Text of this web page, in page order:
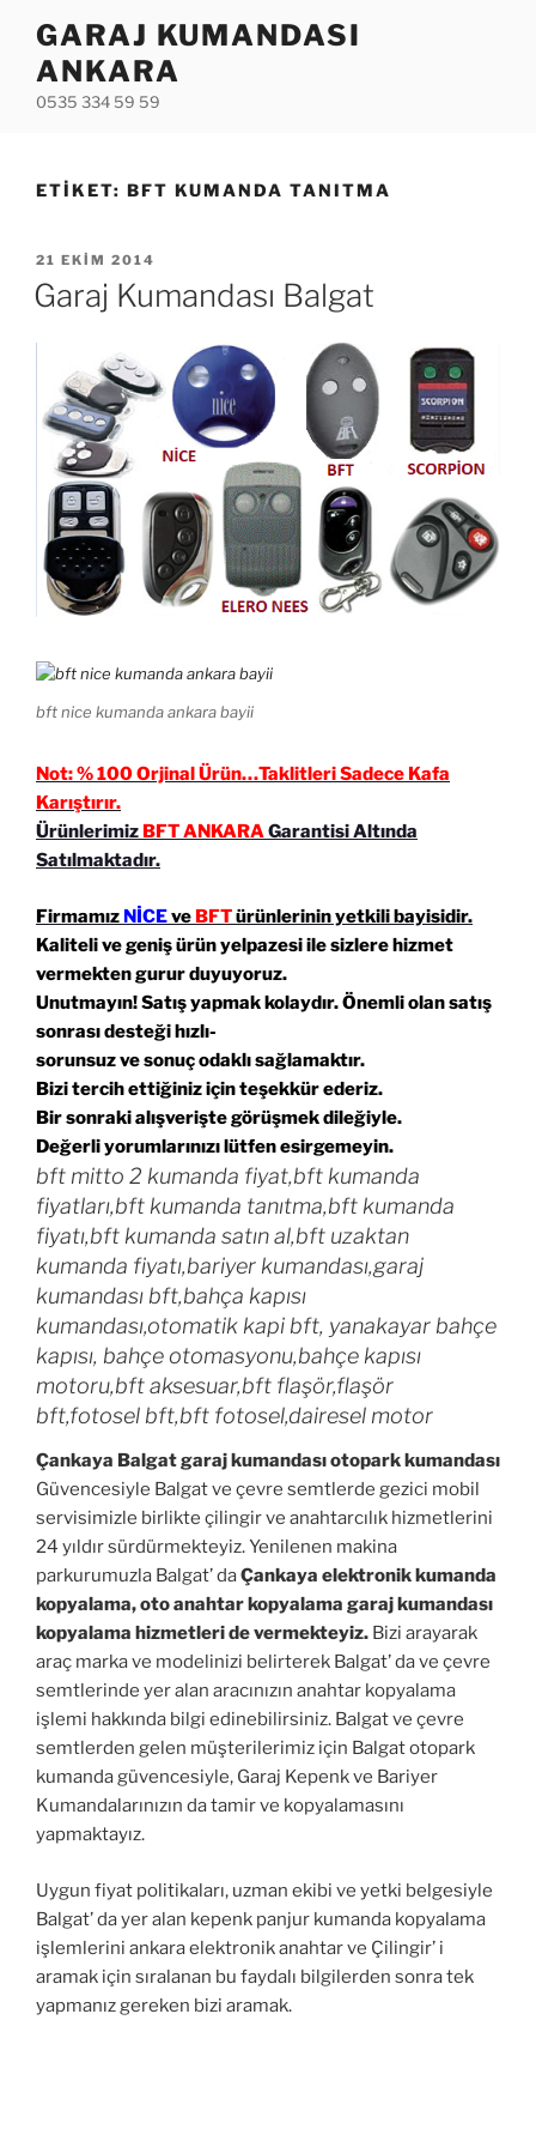
GARAJ KUMANDASI
ANKARA
0535 334 59 59
ETIKET: BFT KUMANDA TANITMA
YAYIM
TARIHI
21 EKIM 2014
Garaj Kumandası Balgat
bft nice kumanda ankara bayii
Not: % 100 Orjinal Ürün…Taklitleri Sadece Kafa
Karıştırır.
Ürünlerimiz BFT ANKARAGarantisi Altında
Satılmaktadır.
Firmamız NİCEve BFTürünlerinin yetkili bayisidir.
Kaliteli ve geniş ürün yelpazesi ile sizlere hizmet
vermekten gurur duyuyoruz.
Unutmayın! Satış yapmak kolaydır. Önemli olan satış
sonrası desteği hızlı-
sorunsuz ve sonuç odaklı sağlamaktır.
Bizi tercih ettiğiniz için teşekkürederiz.
Bir sonraki alışverişte görüşmek dileğiyle.
Değerli yorumlarınızı lütfenesirgemeyin.
bft mitto 2 kumanda fiyat,bft kumanda
fiyatları,bft kumanda tanıtma,bft kumanda
fiyatı,bft kumanda satın al,bft uzaktan
kumanda fiyatı,bariyer kumandası,garaj
kumandası bft,bahça kapısı
kumandası,otomatik kapi bft, yanakayar bahçe
kapısı, bahçe otomasyonu,bahçe kapısı
motoru,bft aksesuar,bft flaşör,flaşör
bft,fotosel bft,bft fotosel,dairesel motor
Çankaya Balgat garaj kumandası otopark kumandası
Güvencesiyle Balgat ve çevre semtlerde gezici mobil
servisimizle birlikte çilingir ve anahtarcılık hizmetlerini
24 yıldır sürdürmekteyiz. Yenilenen makina
parkurumuzla Balgat’ daÇankaya elektronik kumanda
kopyalama, oto anahtar kopyalama garaj kumandası
kopyalama hizmetleri de vermekteyiz. Bizi arayarak
araç marka ve modelinizi belirterek Balgat’ da ve çevre
semtlerinde yer alan aracınızın anahtar kopyalama
işlemi hakkında bilgi edinebilirsiniz. Balgat ve çevre
semtlerden gelen müşterilerimiz için Balgat otopark
kumanda güvencesiyle, Garaj Kepenk ve Bariyer
Kumandalarınızın da tamir ve kopyalamasını
yapmaktayız.
Uygun fiyat politikaları, uzman ekibi ve yetki belgesiyle
Balgat’ da yer alan kepenk panjur kumanda kopyalama
işlemlerini ankara elektronik anahtar ve Çilingir’ i
aramak için sıralanan bu faydalı bilgilerden sonra tek
yapmanız gereken bizi aramak.